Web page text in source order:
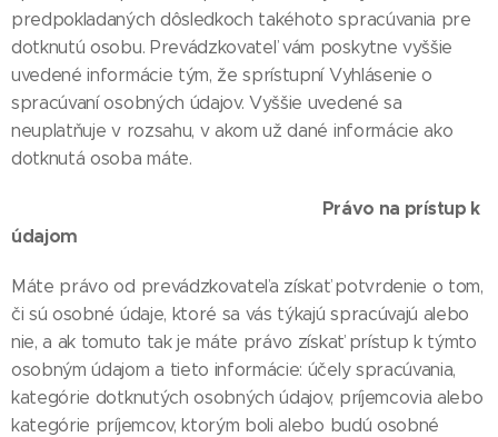
predpokladaných dôsledkoch takéhoto spracúvania pre
dotknutú osobu. Prevádzkovateľ vám poskytne vyššie
uvedené informácie tým, že sprístupní Vyhlásenie o
spracúvaní osobných údajov. Vyššie uvedené sa
neuplatňuje v rozsahu, v akom už dané informácie ako
dotknutá osoba máte.
Právo na prístup k
údajom
Máte právo od prevádzkovateľa získať potvrdenie o tom,
či sú osobné údaje, ktoré sa vás týkajú spracúvajú alebo
nie, a ak tomuto tak je máte právo získať prístup k týmto
osobným údajom a tieto informácie: účely spracúvania,
kategórie dotknutých osobných údajov, príjemcovia alebo
kategórie príjemcov, ktorým boli alebo budú osobné